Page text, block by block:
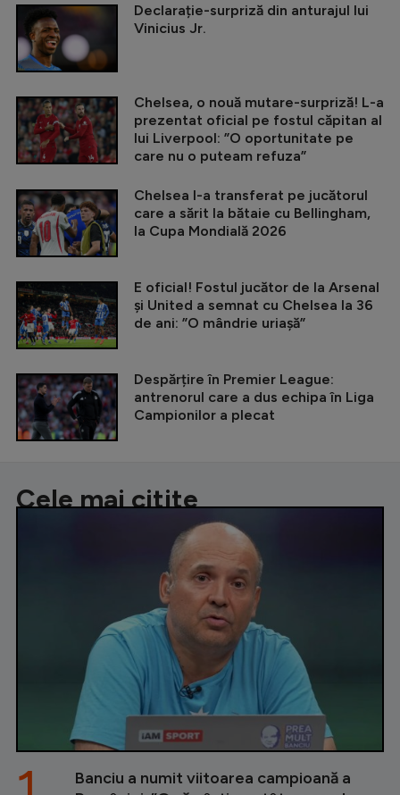
Declarație-surpriză din anturajul lui
Vinicius Jr.
Chelsea, o nouă mutare-surpriză! L-a
prezentat oficial pe fostul căpitan al
lui Liverpool: ”O oportunitate pe
care nu o puteam refuza”
Chelsea l-a transferat pe jucătorul
care a sărit la bătaie cu Bellingham,
la Cupa Mondială 2026
E oficial! Fostul jucător de la Arsenal
și United a semnat cu Chelsea la 36
de ani: ”O mândrie uriașă”
Despărțire în Premier League:
antrenorul care a dus echipa în Liga
Campionilor a plecat
Cele mai citite
Banciu a numit viitoarea campioană a